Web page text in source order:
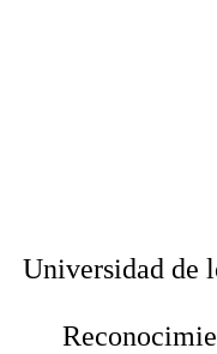
Universidad de